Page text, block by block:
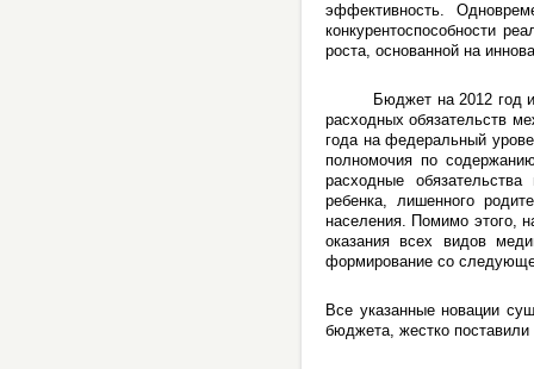
эффективность.
конкурентоспособности
роста, основанной на
Бюджет на 2012 год и
расходных обязательств
года на федеральный
полномочия по
расходные
ребенка, лишенного
населения. Помимо этого,
оказания всех видов
формирование со
Все указанные новации
бюджета, жестко